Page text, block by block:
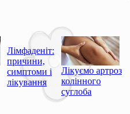
Лімфаденіт:
причини,
симптоми і
лікування
Лікуємо артроз
колінного
суглоба